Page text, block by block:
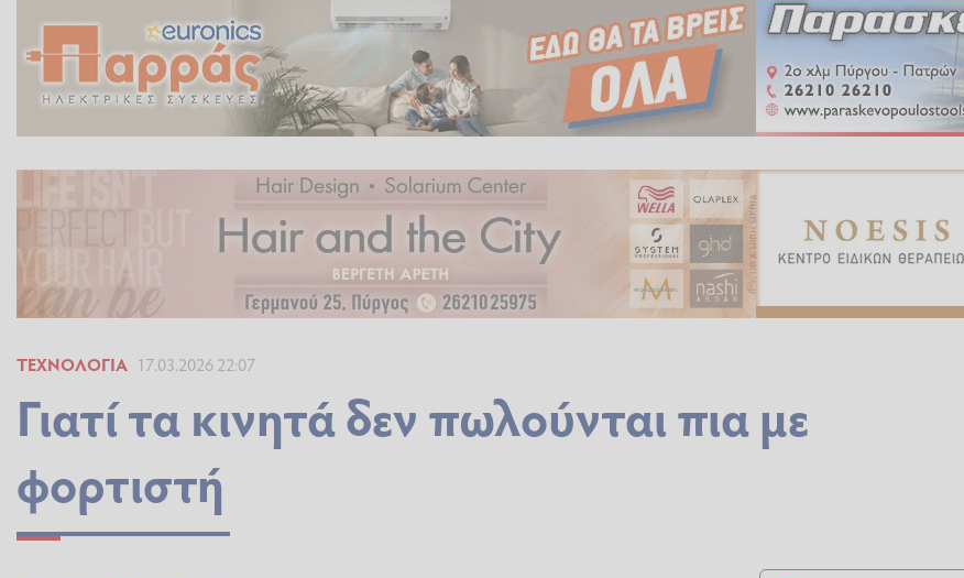
ΤΕΧΝΟΛΟΓΊΑ 17.03.2026 22:07
Γιατί τα κινητά δεν πωλούνται πια με
φορτιστή